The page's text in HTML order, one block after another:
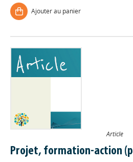
Ajouter au panier
Article
Projet, formation-action